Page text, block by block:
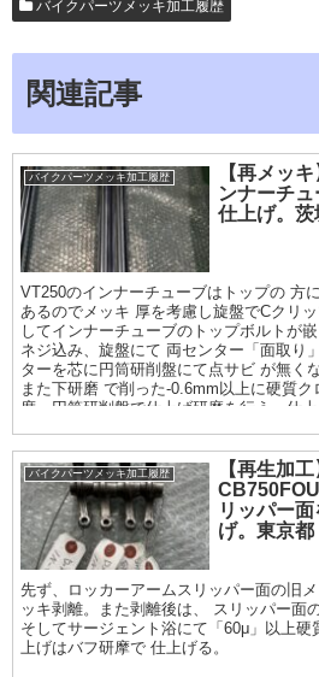
バイクパーツメッキ加工履歴
関連記事
バイクパーツメッキ加工履歴
【再メッ
ンナーチ
仕上げ。茨
VT250のインナーチューブはトップの 方
あるのでメッキ 厚を考慮し旋盤でCクリ
してインナーチューブのトップボルトが
ネジ込み、旋盤にて 両センター「面取り
ターを芯に円筒研削盤にて点サビ が無く
また下研磨 で削った-0.6mm以上に硬質
度、円筒研削盤で仕上げ研磨を行う。仕
バイクパーツメッキ加工履歴
【再生加
リッパー
げ。東京都
先ず、ロッカーアームスリッパー面の旧
ッキ剥離。また剥離後は、 スリッパー面
そしてサージェント浴にて「60μ」以上
上げはバフ研摩で 仕上げる。